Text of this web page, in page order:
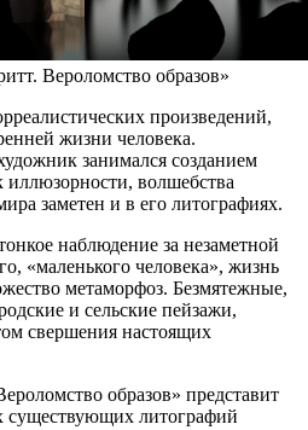
Вероломство образов»
произведений,
жизни человека.
занимался созданием
иллюзорности, волшебства
заметен и в его литографиях.
наблюдение за незаметной
«маленького человека», жизнь
метаморфоз. Безмятежные,
и сельские пейзажи,
свершения настоящих
образов» представит
существующих литографий